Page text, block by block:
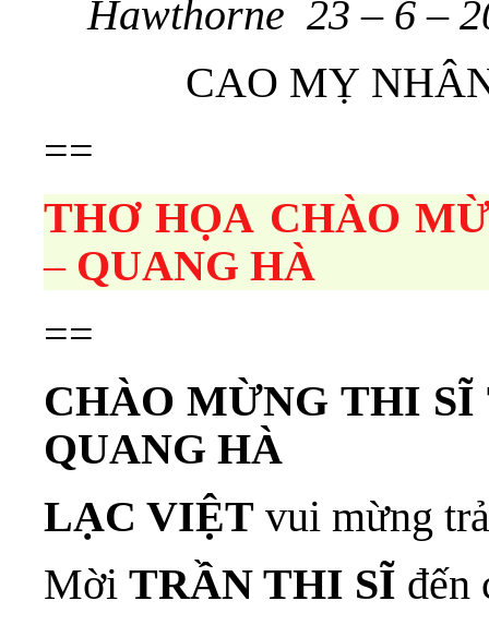
Hawthorne 23 – 6 –
CAO MỴ
==
THƠ HỌA CHÀO
– QUANG HÀ
==
CHÀO MỪNG THI
QUANG HÀ
LẠC VIỆT vui mừng
Mời TRẦN THI SĨ đến